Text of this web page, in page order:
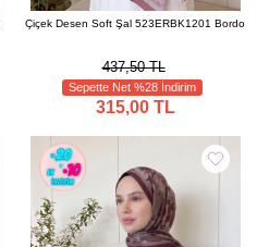
Çiçek Desen Soft Şal 523ERBK1201 Bordo
437,50 TL
Sepette Net %28 İndirim
315,00 TL